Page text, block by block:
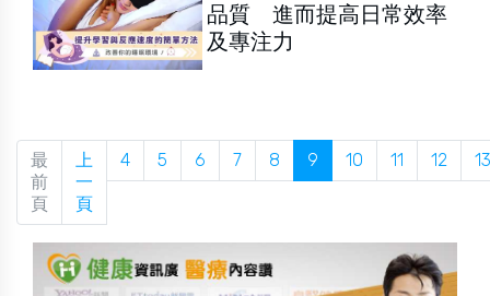
品質 進而提高日常效率
及專注力
最
前
頁
上
一
頁
4 5 6 7 8 9 10 11 12 13